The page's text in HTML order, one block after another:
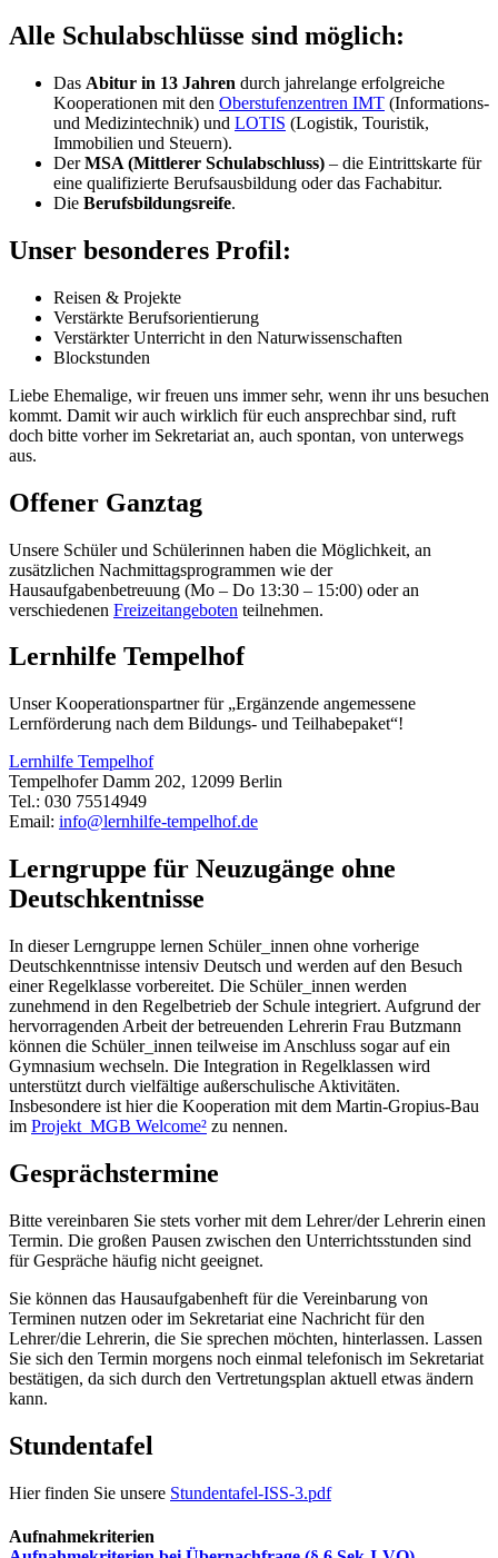
Alle Schulabschlüsse sind möglich:
Das Abitur in 13 Jahren durch jahrelange erfolgreiche
Kooperationen mit den Oberstufenzentren IMT (Informations-
und Medizintechnik) und LOTIS (Logistik, Touristik,
Immobilien und Steuern).
DerMSA (Mittlerer Schulabschluss) – die Eintrittskarte für
eine qualifizierte Berufsausbildung oder das Fachabitur.
Die Berufsbildungsreife.
Unser besonderes Profil:
Reisen & Projekte
Verstärkte Berufsorientierung
Verstärkter Unterricht in den Naturwissenschaften
Blockstunden
Liebe Ehemalige, wir freuen uns immer sehr, wenn ihr uns besuchen
kommt. Damit wir auch wirklich für euch ansprechbar sind, ruft
doch bitte vorher im Sekretariat an, auch spontan, von unterwegs
aus.
Offener Ganztag
Unsere Schüler und Schülerinnen haben die Möglichkeit, an
zusätzlichen Nachmittagsprogrammen wie der
Hausaufgabenbetreuung (Mo – Do 13:30 – 15:00) oder an
verschiedenen Freizeitangeboten teilnehmen.
Lernhilfe Tempelhof
Unser Kooperationspartner für „Ergänzende angemessene
Lernförderung nach dem Bildungs- und Teilhabepaket“!
Lernhilfe Tempelhof
Tempelhofer Damm 202, 12099 Berlin
Tel.: 030 75514949
Email: info@lernhilfe-tempelhof.de
Lerngruppe für Neuzugänge ohne
Deutschkentnisse
In dieser Lerngruppe lernen Schüler_innen ohne vorherige
Deutschkenntnisse intensiv Deutsch und werden auf den Besuch
einer Regelklasse vorbereitet. Die Schüler_innen werden
zunehmend in den Regelbetrieb der Schule integriert. Aufgrund der
hervorragenden Arbeit der betreuenden Lehrerin Frau Butzmann
können die Schüler_innen teilweise im Anschluss sogar auf ein
Gymnasium wechseln. Die Integration in Regelklassen wird
unterstützt durch vielfältige außerschulische Aktivitäten.
Insbesondere ist hier die Kooperation mit dem Martin-Gropius-Bau
im Projekt MGB Welcome² zu nennen.
Gesprächstermine
Bitte vereinbaren Sie stets vorher mit dem Lehrer/der Lehrerin einen
Termin. Die großen Pausen zwischen den Unterrichtsstunden sind
für Gespräche häufig nicht geeignet.
Sie können das Hausaufgabenheft für die Vereinbarung von
Terminen nutzen oder im Sekretariat eine Nachricht für den
Lehrer/die Lehrerin, die Sie sprechen möchten, hinterlassen. Lassen
Sie sich den Termin morgens noch einmal telefonisch im Sekretariat
bestätigen, da sich durch den Vertretungsplan aktuell etwas ändern
kann.
Stundentafel
Hier finden Sie unsere Stundentafel-ISS-3.pdf
Aufnahmekriterien